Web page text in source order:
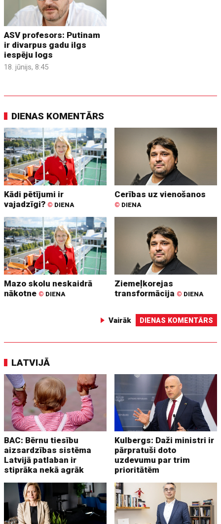
ASV profesors: Putinam
ir divarpus gadu ilgs
iespēju logs
18. jūnijs, 8:45
DIENAS KOMENTĀRS
Kādi pētījumi ir
vajadzīgi? © DIENA
Cerības uz vienošanos
© DIENA
Mazo skolu neskaidrā
nākotne © DIENA
Ziemeļkorejas
transformācija © DIENA
Vairāk DIENAS KOMENTĀRS
LATVIJĀ
BAC: Bērnu tiesību
aizsardzības sistēma
Latvijā patlaban ir
stiprāka nekā agrāk
Kulbergs: Daži ministri ir
pārpratuši doto
uzdevumu par trim
prioritātēm